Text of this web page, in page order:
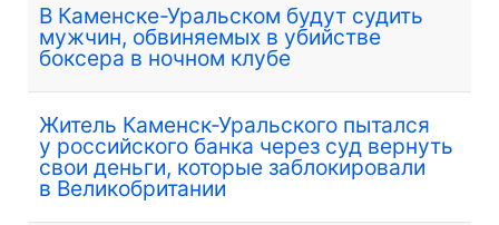
В Каменске-Уральском будут судить
мужчин, обвиняемых в убийстве
боксера в ночном клубе
Житель Каменск-Уральского пытался
у российского банка через суд вернуть
свои деньги, которые заблокировали
в Великобритании